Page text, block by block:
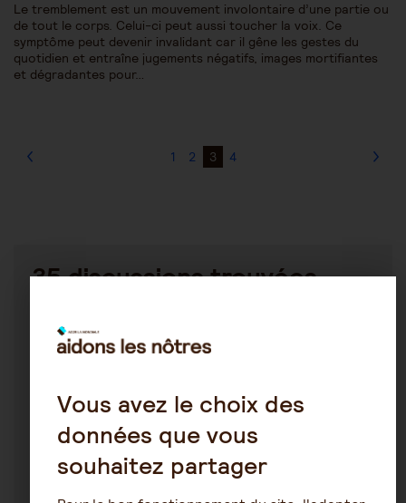
Le tremblement est un mouvement involontaire d’une partie ou
de tout le corps. Celui-ci peut aussi toucher la voix. Ce
symptôme peut devenir invalidant car il gêne les gestes du
quotidien et entraîne jugements négatifs, images mortifiantes
et dégradantes pour…
1 2 3 4
35 discussions trouvées
Le rôle de l'aidant
21 novembre 2025 20:45
Traitement maladie à corps de Léwy
Vous avez le choix des
données que vous
souhaitez partager